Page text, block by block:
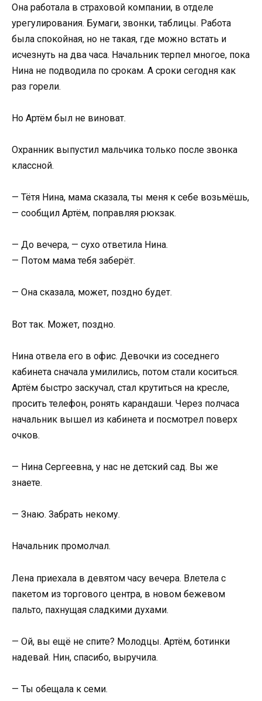
Она работала в страховой компании, в отделе
урегулирования. Бумаги, звонки, таблицы. Работа
была спокойная, но не такая, где можно встать и
исчезнуть на два часа. Начальник терпел многое, пока
Нина не подводила по срокам. А сроки сегодня как
раз горели.
Но Артём был не виноват.
Охранник выпустил мальчика только после звонка
классной.
— Тётя Нина, мама сказала, ты меня к себе возьмёшь,
— сообщил Артём, поправляя рюкзак.
— До вечера, — сухо ответила Нина.
— Потом мама тебя заберёт.
— Она сказала, может, поздно будет.
Вот так. Может, поздно.
Нина отвела его в офис. Девочки из соседнего
кабинета сначала умилились, потом стали коситься.
Артём быстро заскучал, стал крутиться на кресле,
просить телефон, ронять карандаши. Через полчаса
начальник вышел из кабинета и посмотрел поверх
очков.
— Нина Сергеевна, у нас не детский сад. Вы же
знаете.
— Знаю. Забрать некому.
Начальник промолчал.
Лена приехала в девятом часу вечера. Влетела с
пакетом из торгового центра, в новом бежевом
пальто, пахнущая сладкими духами.
— Ой, вы ещё не спите? Молодцы. Артём, ботинки
надевай. Нин, спасибо, выручила.
— Ты обещала к семи.